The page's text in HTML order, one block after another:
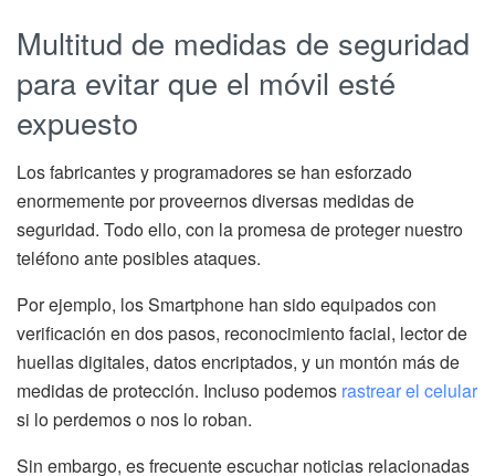
Multitud de medidas de seguridad
para evitar que el móvil esté
expuesto
Los fabricantes y programadores se han esforzado
enormemente por proveernos diversas medidas de
seguridad. Todo ello, con la promesa de proteger nuestro
teléfono ante posibles ataques.
Por ejemplo, los Smartphone han sido equipados con
verificación en dos pasos, reconocimiento facial, lector de
huellas digitales, datos encriptados, y un montón más de
medidas de protección. Incluso podemos rastrear el celular
si lo perdemos o nos lo roban.
Sin embargo, es frecuente escuchar noticias relacionadas